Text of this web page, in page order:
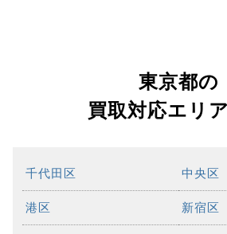
東京都の
買取対応エリ
千代田区 中央区
港区 新宿区